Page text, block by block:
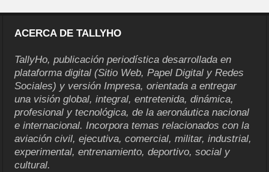
ACERCA DE TALLYHO
TallyHo, publicación periodística desarrollada en
plataforma digital (Sitio Web, Papel Digital y Redes
Sociales) y versión Impresa, orientada a entregar
una visión global, integral, entretenida, dinámica,
profesional y tecnológica, de la aeronáutica nacional
e internacional. Incorpora temas relacionados con la
aviación civil, ejecutiva, comercial, militar, industrial,
experimental, entrenamiento, deportivo, social y
cultural.